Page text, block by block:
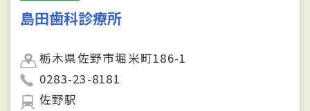
島田歯科診療所
栃木県佐野市堀米町186-1
0283-23-8181
佐野駅